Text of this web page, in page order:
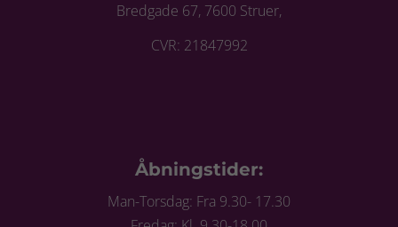
Bredgade 67, 7600 Struer,
CVR: 21847992
Åbningstider:
Man-Torsdag: Fra 9.30- 17.30